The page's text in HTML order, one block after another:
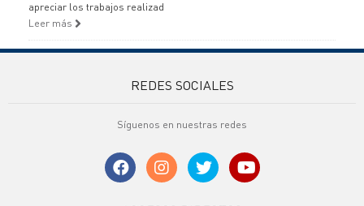
apreciar los trabajos realizad
Leer más
REDES SOCIALES
Síguenos en nuestras redes